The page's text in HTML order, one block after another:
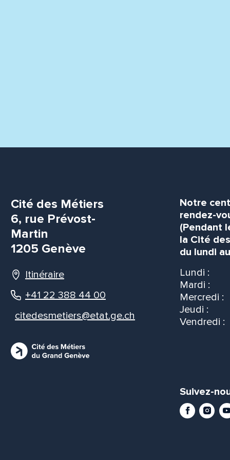
Cité des Métiers
6, rue Prévost-
Martin
1205 Genève
Itinéraire
+41 22 388 44 00
citedesmetiers@etat.ge.ch
Notre
rendez-
(Pendant
la Cité
du lundi
Lundi :
Mardi :
Mercredi :
Jeudi :
Vendredi :
Suivez-
Facebook